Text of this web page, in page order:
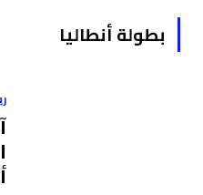
بطولة أنطاليا